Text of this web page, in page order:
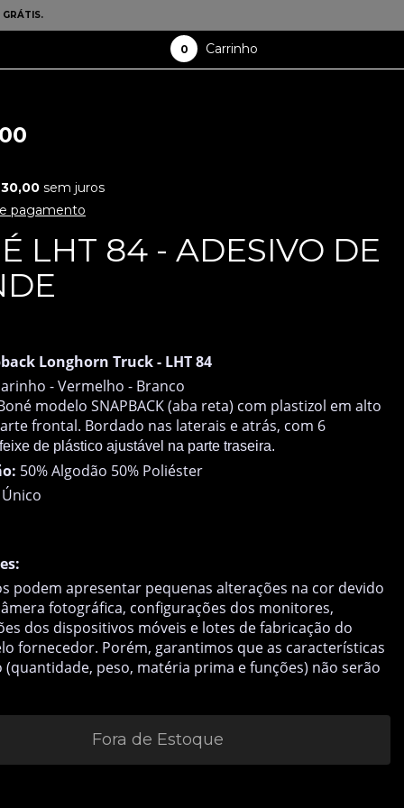
0 Carrinho
sem juros
pagamento
LHT 84 - ADESIVO DE
Longhorn Truck - LHT 84
- Vermelho - Branco
modelo SNAPBACK (aba reta) com plastizol em alto
frontal. Bordado nas laterais e atrás, com 6
de plástico ajustável na parte traseira.
50% Algodão 50% Poliéster
Único
podem apresentar pequenas alterações na cor devido
fotográfica, configurações dos monitores,
dos dispositivos móveis e lotes de fabricação do
fornecedor. Porém, garantimos que as características
peso, matéria prima e funções) não serão